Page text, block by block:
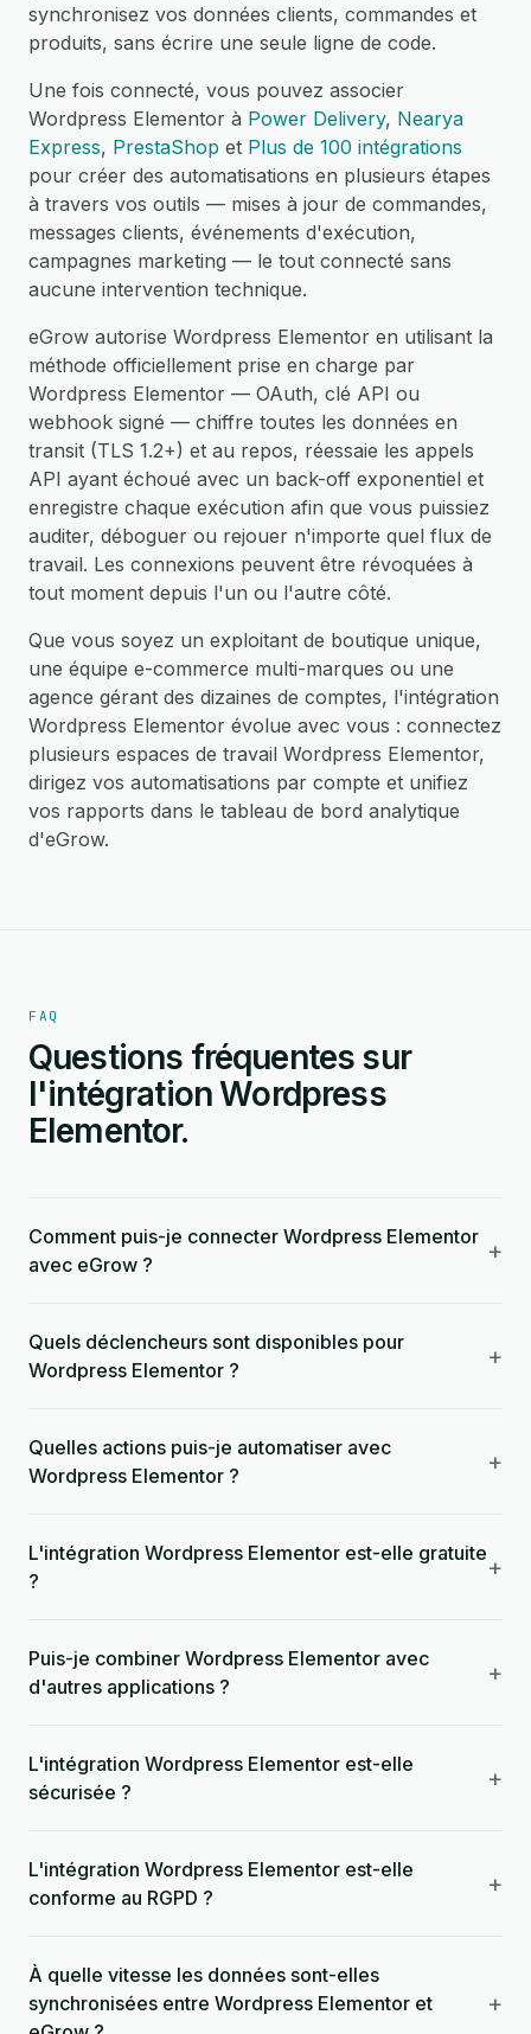
synchronisez vos données clients, commandes et
produits, sans écrire une seule ligne de code.
Une fois connecté, vous pouvez associer
Wordpress Elementor à Power Delivery, Nearya
Express, PrestaShop et Plus de 100 intégrations
pour créer des automatisations en plusieurs étapes
à travers vos outils — mises à jour de commandes,
messages clients, événements d'exécution,
campagnes marketing — le tout connecté sans
aucune intervention technique.
eGrow autorise Wordpress Elementor en utilisant la
méthode officiellement prise en charge par
Wordpress Elementor — OAuth, clé API ou
webhook signé — chiffre toutes les données en
transit (TLS 1.2+) et au repos, réessaie les appels
API ayant échoué avec un back-off exponentiel et
enregistre chaque exécution afin que vous puissiez
auditer, déboguer ou rejouer n'importe quel flux de
travail. Les connexions peuvent être révoquées à
tout moment depuis l'un ou l'autre côté.
Que vous soyez un exploitant de boutique unique,
une équipe e-commerce multi-marques ou une
agence gérant des dizaines de comptes, l'intégration
Wordpress Elementor évolue avec vous : connectez
plusieurs espaces de travail Wordpress Elementor,
dirigez vos automatisations par compte et unifiez
vos rapports dans le tableau de bord analytique
d'eGrow.
FAQ
Questions fréquentes sur
l'intégration Wordpress
Elementor.
Comment puis-je connecter Wordpress Elementor
avec eGrow ?
+
Quels déclencheurs sont disponibles pour
Wordpress Elementor ?
+
Quelles actions puis-je automatiser avec
Wordpress Elementor ?
+
L'intégration Wordpress Elementor est-elle gratuite
?
+
Puis-je combiner Wordpress Elementor avec
d'autres applications ?
+
L'intégration Wordpress Elementor est-elle
sécurisée ?
+
L'intégration Wordpress Elementor est-elle
conforme au RGPD ?
+
À quelle vitesse les données sont-elles
synchronisées entre Wordpress Elementor et
+